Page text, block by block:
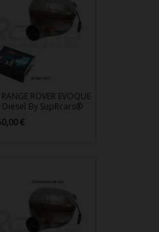
ROVER EVOQUE
By SupRcars®
€